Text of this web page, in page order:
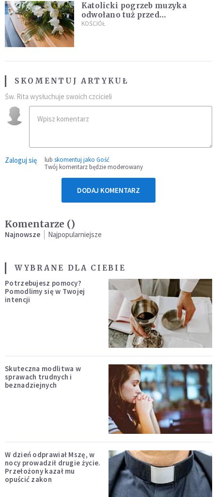
Katolicki pogrzeb muzyka
odwołano tuż przed
uroczystością. Powodem była
KOŚCIÓŁ
SKOMENTUJ ARTYKUŁ
Św. Rita wysłuchuje swoich czcicieli
Zaloguj się lub skomentuj jako Gość
Twój komentarz będzie moderowany
DODAJ KOMENTARZ
Komentarze ()
Najnowsze Najpopularniejsze
WYBRANE DLA CIEBIE
Potrzebujesz pomocy?
Pomodlimy się w Twojej
intencji
Skuteczna modlitwa w
sprawach trudnych i
beznadziejnych
W dzień odprawiał Mszę, w
nocy prowadził drugie życie.
Przełożony kazał mu
opuścić zakon